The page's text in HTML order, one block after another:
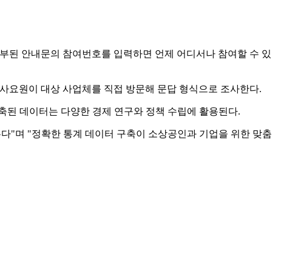
된 안내문의 참여번호를 입력하면 언제 어디서나 참여할 수 있
요원이 대상 사업체를 직접 방문해 문답 형식으로 조사한다.
된 데이터는 다양한 경제 연구와 정책 수립에 활용된다.
"며 "정확한 통계 데이터 구축이 소상공인과 기업을 위한 맞춤